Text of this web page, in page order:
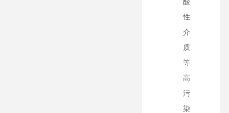
性
介
质
等
高
污
染